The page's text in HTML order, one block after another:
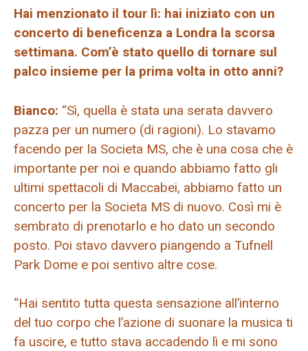
Hai menzionato il tour lì: hai iniziato con un
concerto di beneficenza a Londra la scorsa
settimana. Com’è stato quello di tornare sul
palco insieme per la prima volta in otto anni?
Bianco: “Sì, quella è stata una serata davvero
pazza per un numero (di ragioni). Lo stavamo
facendo per la Societa MS, che è una cosa che è
importante per noi e quando abbiamo fatto gli
ultimi spettacoli di Maccabei, abbiamo fatto un
concerto per la Societa MS di nuovo. Così mi è
sembrato di prenotarlo e ho dato un secondo
posto. Poi stavo davvero piangendo a Tufnell
Park Dome e poi sentivo altre cose.
“Hai sentito tutta questa sensazione all’interno
del tuo corpo che l’azione di suonare la musica ti
fa uscire, e tutto stava accadendo lì e mi sono